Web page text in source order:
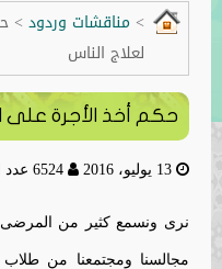
> مناقشات وردود>
لعلاج الناس
حكم أخذ الأجرة على
نرى ونسمع كثير من المرضى
مجالسنا ومجتمعنا من